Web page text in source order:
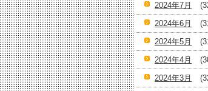
2024年7月
2024年6月
2024年5月
2024年4月
2024年3月